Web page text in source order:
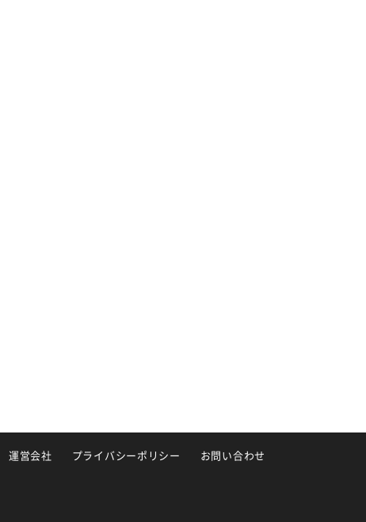
運営会社 プライバシーポリシー お問い合わせ